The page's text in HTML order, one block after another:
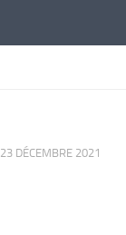
23 DÉCEMBRE 2021